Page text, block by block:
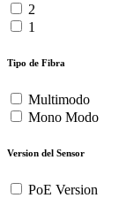
2
1
Tipo de Fibra
Multimodo
Mono Modo
Version del Sensor
PoE Version